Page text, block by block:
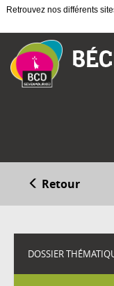
Retrouvez nos différents
au
contenu
principal
Retour
DOSSIER